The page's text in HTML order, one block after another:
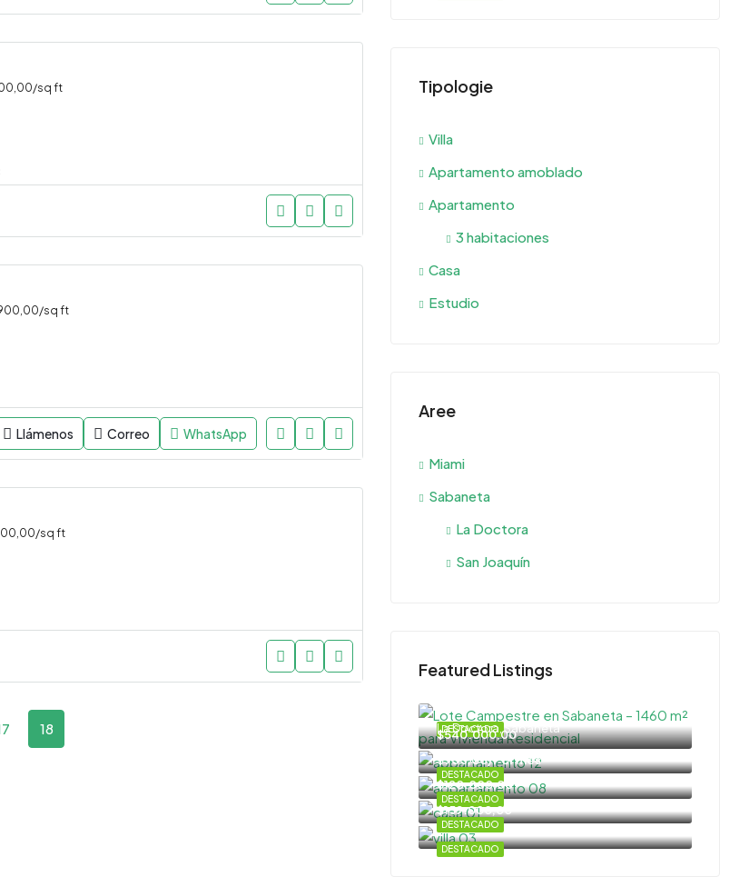
sq ft
sq ft
Llámenos Correo WhatsApp
sq ft
18
Tipologie
Villa
Apartamento amoblado
Apartamento
3 habitaciones
Casa
Estudio
Aree
Miami
Sabaneta
La Doctora
San Joaquín
Featured Listings
DESTACADO
La Doctora, Sabaneta
DESTACADO
$540.000,00
DESTACADO
$900,00/Por mes
DESTACADO
$120.000,00
DESTACADO
$159.000,00